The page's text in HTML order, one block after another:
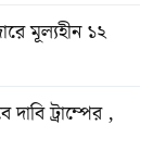
মূল্যহীন ১২
দাবি ট্রাম্পের ,